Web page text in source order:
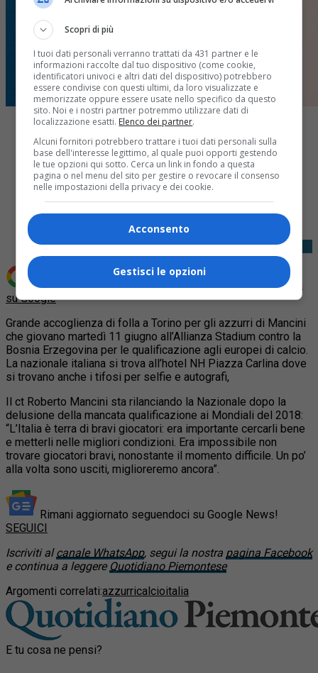
Share
Tweet
Aggiungi Quotidiano Piemontese come Fonte preferita
su Google
Grande accoglienza di folla a Torino per gli azzurri di Mancini
che giovano martedì 11 giugno all’Allianza Stadium contro la
Bosnia Erzegovina per le qualificazione agli europei di calcio.
La nazionale italiana si trova all’hotel NH Piazza Carlina dove
si trovano anche i tifosi per selfie e autografi,
Il ct Roberto Mancini sta rilanciando la Nazionale dopo la
delusione della mancata qualificazione ai Mondiali del 2018:
“L’Italia è terra di bravi giocatori: era importante cercarli bene
e metterli nelle migliori condizioni. Era impossibile non
trovare giocatori bravi, nonostante il momento difficile. Un po’
alla volta sono usciti, miglioreremo ancora”.
Rimani aggiornato seguendoci su Google News!
SEGUICI
Iscriviti alcanale WhatsApp, segui la nostra pagina Facebook
e continua a leggere Quotidiano Piemontese
Argomenti correlati:azzurricalcioitalia
E tu cosa ne pensi?
Scopri di più
I tuoi dati personali verranno trattati da 431 partner e le
informazioni raccolte dal tuo dispositivo (come cookie,
identificatori univoci e altri dati del dispositivo) potrebbero
essere condivise con questi ultimi, da loro visualizzate e
memorizzate oppure essere usate nello specifico da questo
sito. Noi e i nostri partner potremmo utilizzare dati di
localizzazione esatti. Elenco dei partner.
Alcuni fornitori potrebbero trattare i tuoi dati personali sulla
base dell'interesse legittimo, al quale puoi opporti gestendo
le tue opzioni qui sotto. Cerca un link in fondo a questa
pagina o nel menu del sito per gestire o revocare il consenso
nelle impostazioni della privacy e dei cookie.
Acconsento
Gestisci le opzioni